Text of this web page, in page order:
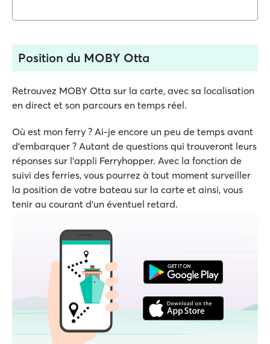
Position du MOBY Otta
Retrouvez MOBY Otta sur la carte, avec sa localisation
en direct et son parcours en temps réel.
Où est mon ferry ? Ai-je encore un peu de temps avant
d'embarquer ? Autant de questions qui trouveront leurs
réponses sur l'appli Ferryhopper. Avec la fonction de
suivi des ferries, vous pourrez à tout moment surveiller
la position de votre bateau sur la carte et ainsi, vous
tenir au courant d'un éventuel retard.